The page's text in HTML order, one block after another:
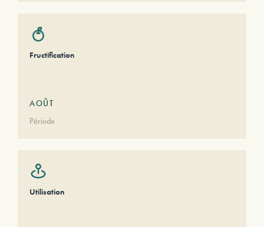
Fructification
AOÛT
Période
Utilisation